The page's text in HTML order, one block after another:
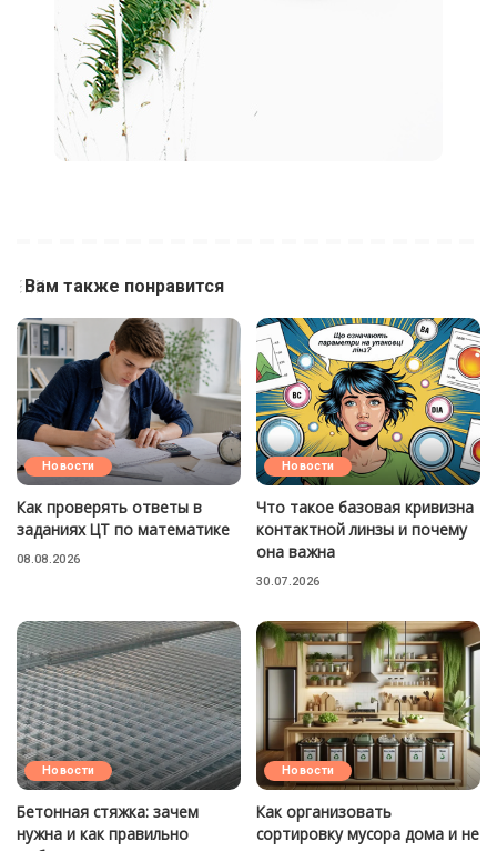
Вам также понравится
Новости
Как проверять ответы в
заданиях ЦТ по математике
08.08.2026
Новости
Что такое базовая кривизна
контактной линзы и почему
она важна
30.07.2026
Новости
Бетонная стяжка: зачем
нужна и как правильно
Новости
Как организовать
сортировку мусора дома и не